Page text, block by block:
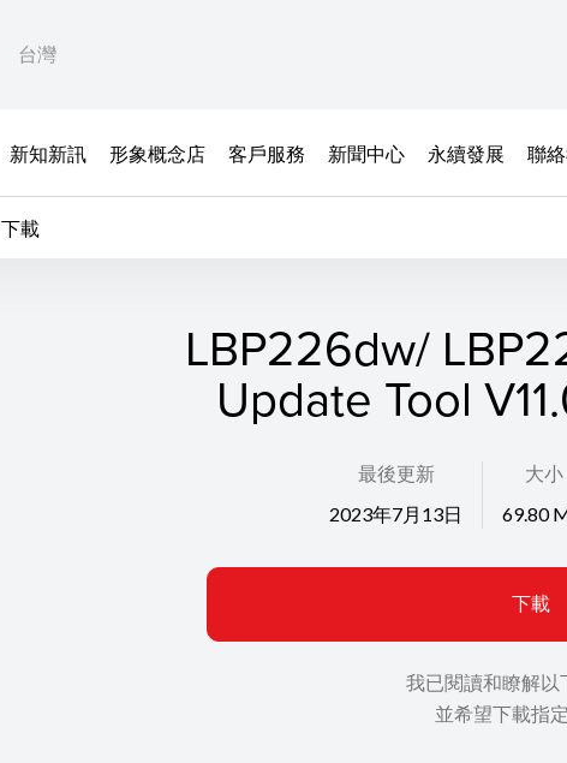
台灣
新知新訊 形象概念店 客戶服務 新聞中心 永續發展 聯
下載
LBP226dw/
Update Tool
最後更新
2023年7月13日
大小
69.80
下載
我已閱讀和瞭解以
並希望下載指定